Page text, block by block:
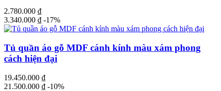
2.780.000 ₫
3.340.000 ₫ -17%
Tủ quần áo gỗ MDF cánh kính màu xám phong
cách hiện đại
19.450.000 ₫
21.500.000 ₫ -10%